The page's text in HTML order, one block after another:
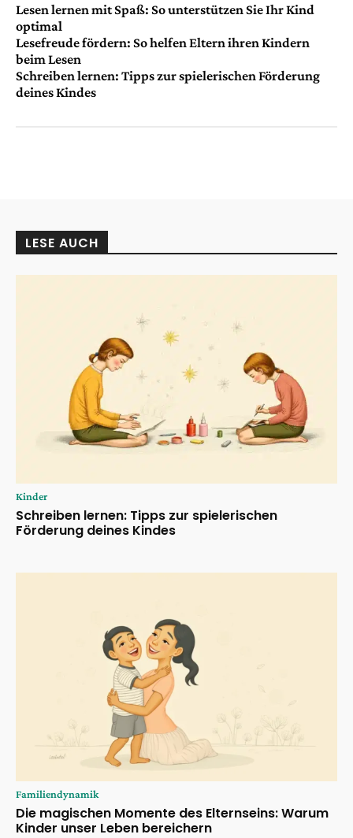
Lesen lernen mit Spaß: So unterstützen Sie Ihr Kind
optimal
Lesefreude fördern: So helfen Eltern ihren Kindern
beim Lesen
Schreiben lernen: Tipps zur spielerischen Förderung
deines Kindes
LESE AUCH
Kinder
Schreiben lernen: Tipps zur spielerischen
Förderung deines Kindes
Familiendynamik
Die magischen Momente des Elternseins: Warum
Kinder unser Leben bereichern